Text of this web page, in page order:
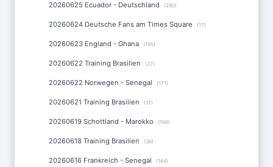
20260625 Ecuador - Deutschland (280)
20260624 Deutsche Fans am Times Square (17)
20260623 England - Ghana (195)
20260622 Training Brasilien (27)
20260622 Norwegen - Senegal (171)
20260621 Training Brasilien (17)
20260619 Schottland - Marokko (166)
20260618 Training Brasilien (36)
20260616 Frankreich - Senegal (164)